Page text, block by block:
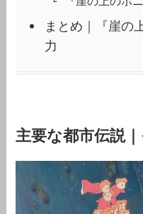
まとめ｜『崖の
力
主要な都市伝説